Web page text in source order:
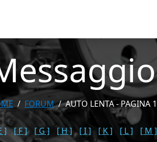
FORUM AUTO LENTA - PAGINA 1
] [ F ] [ G ] [ H ] [ I ] [ K ] [ L ] [ M ]